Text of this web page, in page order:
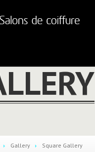
Gallery Square Gallery